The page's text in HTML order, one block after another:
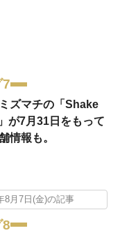
7
ズマチの「Shake
が7月31日をもって
情報も。
8月7日(金)の記事
8